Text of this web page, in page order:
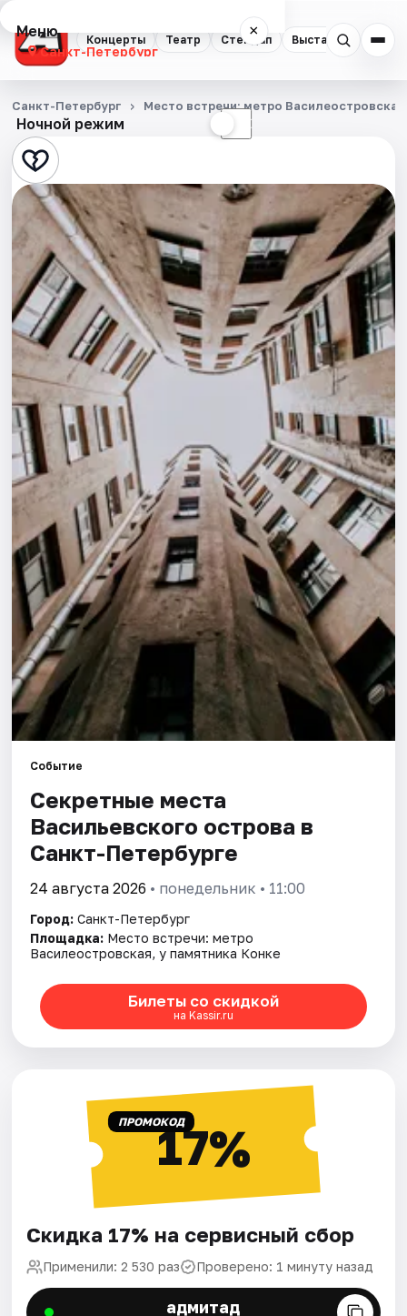
Концерты Театр Стендап Выставки
Меню ×
Санкт-Петербург
Концерты
Театр
Стендап
Выставки
Квесты
Экскурсии
Спорт
События
Города
Площадки
Артисты
Рейтинги
Ночной режим ☾
Санкт-Петербург Место встречи: метро
Событие
Секретные места
Васильевского острова в
Санкт-Петербурге
24 августа 2026 • понедельник • 11:00
Город: Санкт-Петербург
Площадка: Место встречи: метро
Василеостровская, у памятника Конке
Билеты со скидкой
на Kassir.ru
ПРОМОКОД17%
Скидка 17% на сервисный сбор
Применили: 2 530 раз Проверено: 1 минуту назад
адмитад